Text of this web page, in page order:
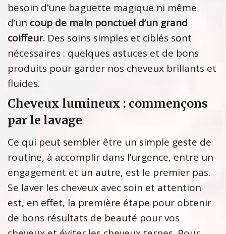
besoin d’une baguette magique ni même
d’un coup de main ponctuel d’un grand
coiffeur. Des soins simples et ciblés sont
nécessaires : quelques astuces et de bons
produits pour garder nos cheveux brillants et
fluides.
Cheveux lumineux : commençons
par le lavage
Ce qui peut sembler être un simple geste de
routine, à accomplir dans l’urgence, entre un
engagement et un autre, est le premier pas.
Se laver les cheveux avec soin et attention
est, en effet, la première étape pour obtenir
de bons résultats de beauté pour vos